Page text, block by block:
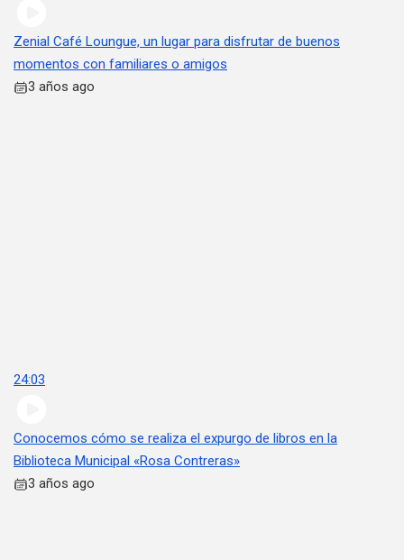
Zenial Café Loungue, un lugar para disfrutar de buenos
momentos con familiares o amigos
3 años ago
24:03
Conocemos cómo se realiza el expurgo de libros en la
Biblioteca Municipal «Rosa Contreras»
3 años ago